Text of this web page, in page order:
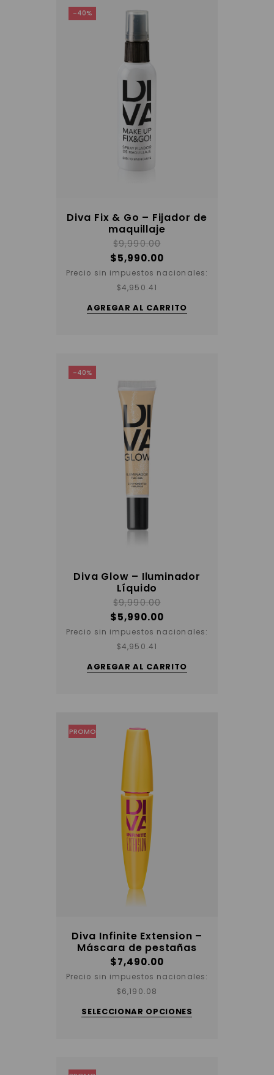
elegir
en
página
del
producto
-40%
Diva Fix & Go – Fijador de
maquillaje
$9,990.00
$5,990.00
Precio sin impuestos nacionales:
$4,950.41
AGREGAR AL CARRITO
-40%
Diva Glow – Iluminador
Líquido
$9,990.00
$5,990.00
Precio sin impuestos nacionales:
$4,950.41
AGREGAR AL CARRITO
PROMO
Diva Infinite Extension –
Máscara de pestañas
$7,490.00
Precio sin impuestos nacionales:
$6,190.08
SELECCIONAR OPCIONES
Este
producto
tiene
varias